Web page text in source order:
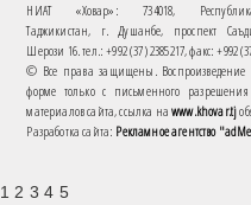
НИАТ «Ховар»: 734018,
Таджикистан, г. Душанбе, проспект
Шерози 16. тел.: +992 (37) 2385217, факс: +992
© Все права защищены. Воспроизведение
форме только с письменного разрешения
материалов сайта, ссылка наwww.khovar.tj
Разработка сайта: Рекламное агентство
1 2 3 4 5